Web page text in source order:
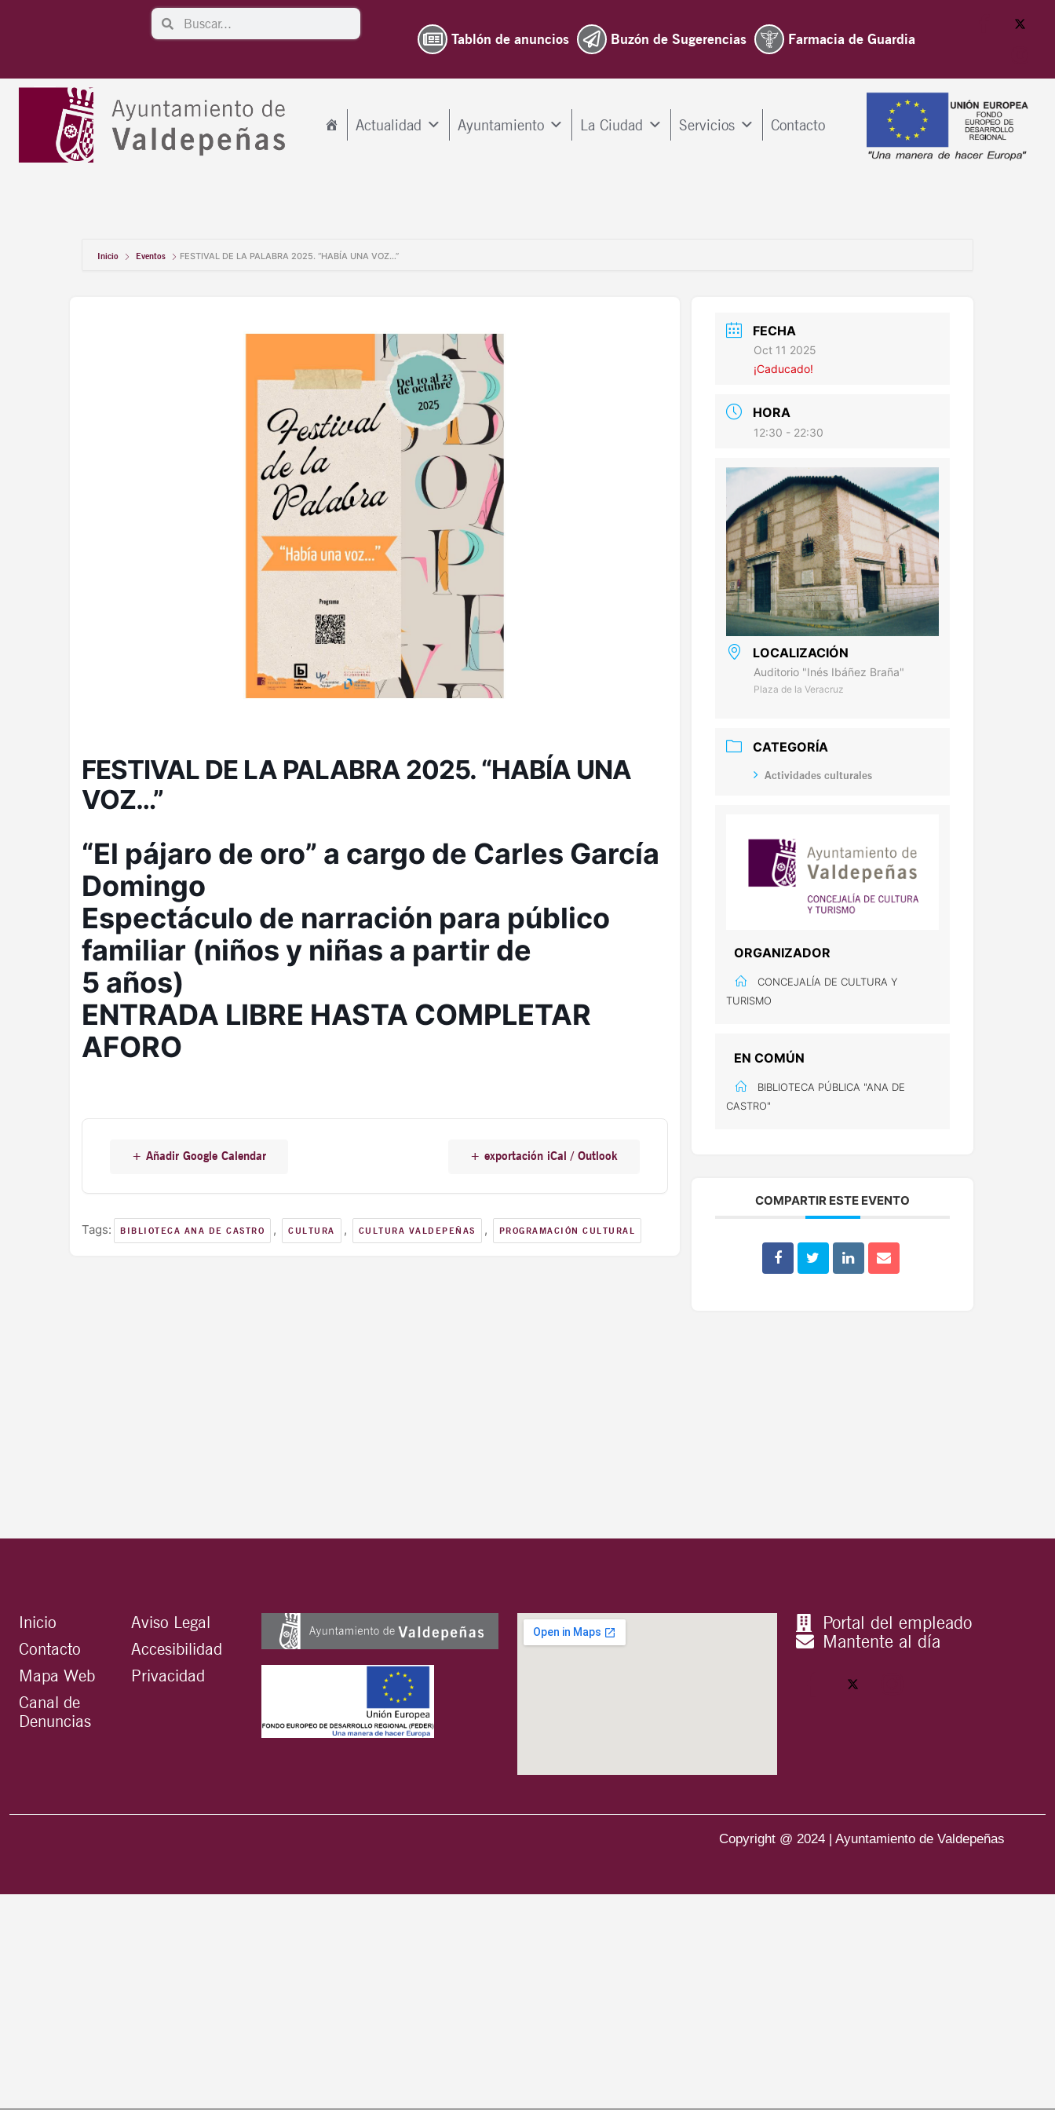
SearchSearch
Tablón de anuncios Buzón de Sugerencias Farmacia de Guardia
Actualidad Ayuntamiento La Ciudad Servicios Contacto
Inicio Eventos FESTIVAL DE LA PALABRA 2025. “HABÍA UNA VOZ…”
FESTIVAL DE LA PALABRA 2025. “HABÍA UNA
VOZ…”
“El pájaro de oro” a cargo de Carles García
Domingo
Espectáculo de narración para público
familiar (niños y niñas a partir de
5 años)
ENTRADA LIBRE HASTA COMPLETAR
AFORO
+ Añadir Google Calendar + exportación iCal / Outlook
Tags: BIBLIOTECA ANA DE CASTRO , CULTURA , CULTURA VALDEPEÑAS , PROGRAMACIÓN CULTURAL
FECHA
Oct 11 2025
¡Caducado!
HORA
12:30 - 22:30
LOCALIZACIÓN
Auditorio "Inés Ibáñez Braña"
Plaza de la Veracruz
CATEGORÍA
Actividades culturales
ORGANIZADOR
CONCEJALÍA DE CULTURA Y
TURISMO
EN COMÚN
BIBLIOTECA PÚBLICA "ANA DE
CASTRO"
COMPARTIR ESTE EVENTO
Inicio
Contacto
Mapa Web
Canal de
Denuncias
Aviso Legal
Accesibilidad
Privacidad
Portal del empleado
Mantente al día
Copyright @ 2024 | Ayuntamiento de Valdepeñas